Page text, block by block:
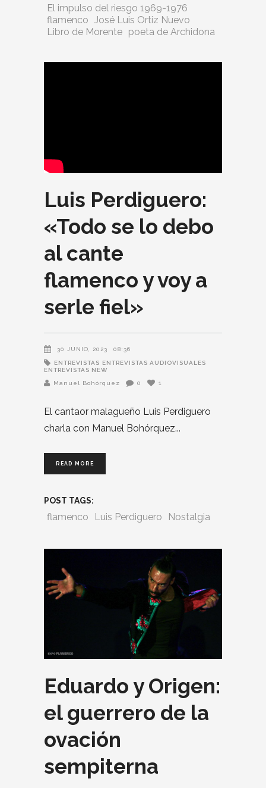
El impulso del riesgo 1969-1976
flamenco José Luis Ortiz Nuevo
Libro de Morente poeta de Archidona
Luis Perdiguero:
«Todo se lo debo
al cante
flamenco y voy a
serle fiel»
30 JUNIO, 2023 08:36
ENTREVISTAS ENTREVISTAS AUDIOVISUALES
ENTREVISTAS NEW
Manuel Bohórquez
0 1
El cantaor malagueño Luis Perdiguero
charla con Manuel Bohórquez
READ MORE
POST TAGS:
flamenco Luis Perdiguero Nostalgia
Eduardo y Origen:
el guerrero de la
ovación
sempiterna